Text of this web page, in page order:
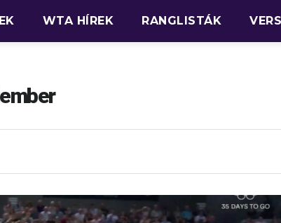
WTA HÍREK RANGLISTÁK